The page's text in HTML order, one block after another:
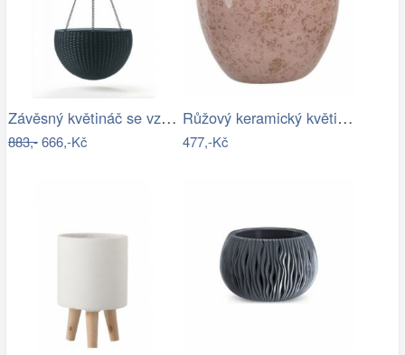
Závěsný květináč se vzorem- RJ
883,-666,-Kč
Růžový keramický květináč s popraskáním…
477,-Kč